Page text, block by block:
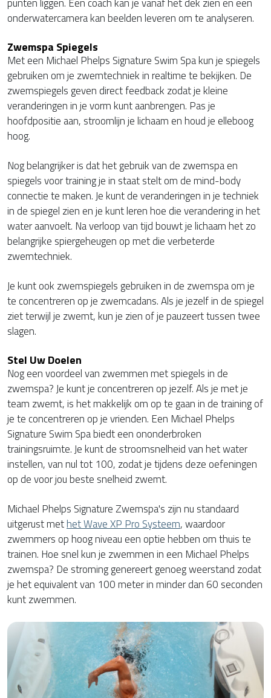
onderwatercamera kan beelden leveren om te analyseren.
Zwemspa Spiegels
Met een Michael Phelps Signature Swim Spa kun je spiegels
gebruiken om je zwemtechniek in realtime te bekijken. De
zwemspiegels geven direct feedback zodat je kleine
veranderingen in je vorm kunt aanbrengen. Pas je
hoofdpositie aan, stroomlijn je lichaam en houd je elleboog
hoog.
Nog belangrijker is dat het gebruik van de zwemspa en
spiegels voor training je in staat stelt om de mind-body
connectie te maken. Je kunt de veranderingen in je techniek
in de spiegel zien en je kunt leren hoe die verandering in het
water aanvoelt. Na verloop van tijd bouwt je lichaam het zo
belangrijke spiergeheugen op met die verbeterde
zwemtechniek.
Je kunt ook zwemspiegels gebruiken in de zwemspa om je
te concentreren op je zwemcadans. Als je jezelf in de spiegel
ziet terwijl je zwemt, kun je zien of je pauzeert tussen twee
slagen.
Stel Uw Doelen
Nog een voordeel van zwemmen met spiegels in de
zwemspa? Je kunt je concentreren op jezelf. Als je met je
team zwemt, is het makkelijk om op te gaan in de training of
je te concentreren op je vrienden. Een Michael Phelps
Signature Swim Spa biedt een ononderbroken
trainingsruimte. Je kunt de stroomsnelheid van het water
instellen, van nul tot 100, zodat je tijdens deze oefeningen
op de voor jou beste snelheid zwemt.
Michael Phelps Signature Zwemspa's zijn nu standaard
uitgerust methet Wave XP Pro Systeem, waardoor
zwemmers op hoog niveau een optie hebben om thuis te
trainen. Hoe snel kun je zwemmen in een Michael Phelps
zwemspa? De stroming genereert genoeg weerstand zodat
je het equivalent van 100 meter in minder dan 60 seconden
kunt zwemmen.